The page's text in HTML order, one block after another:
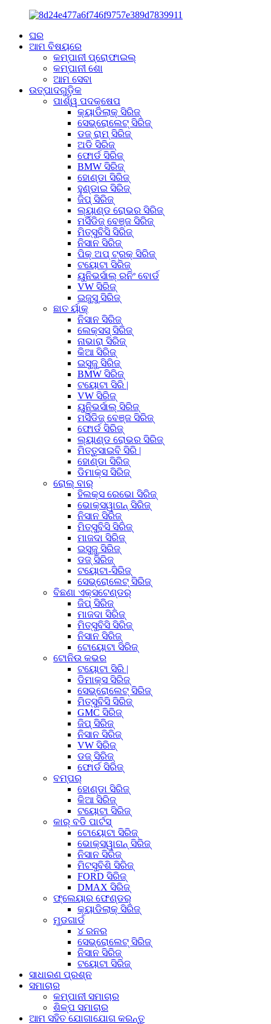
ଘର
ଆମ ବିଷୟରେ
କମ୍ପାନୀ ପ୍ରୋଫାଇଲ୍
କମ୍ପାନୀ ଶୋ
ଆମ ସେବା
ଉତ୍ପାଦଗୁଡ଼ିକ
ପାର୍ଶ୍ୱ ପଦକ୍ଷେପ
କ୍ୟାଡିଲାକ୍ ସିରିଜ୍
ସେଭ୍ରୋଲେଟ୍ ସିରିଜ୍
ଡଜ୍ ରାମ୍ ସିରିଜ୍
ଅଡି ସିରିଜ୍
ଫୋର୍ଡ ସିରିଜ୍
BMW ସିରିଜ୍
ହୋଣ୍ଡା ସିରିଜ୍
ହୁଣ୍ଡାଇ ସିରିଜ୍
ଜିପ୍ ସିରିଜ୍
ଲ୍ୟାଣ୍ଡ ରୋଭର ସିରିଜ୍
ମର୍ସିଡିଜ୍ ବେଞ୍ଜ ସିରିଜ୍
ମିତ୍ସୁବିସି ସିରିଜ୍
ନିସାନ ସିରିଜ୍
ପିକ୍ ଅପ୍ ଟ୍ରକ୍ ସିରିଜ୍
ଟୟୋଟା ସିରିଜ୍
ୟୁନିଭର୍ସାଲ୍ ରନିଂ ବୋର୍ଡ
VW ସିରିଜ୍
ଇଜୁସୁ ସିରିଜ୍
ଛାତ ର୍ୟାକ୍
ନିସାନ ସିରିଜ୍
ଲେକ୍ସସ୍ ସିରିଜ୍
ନାଭାରା ସିରିଜ୍
କିଆ ସିରିଜ୍
ଇସୁଜୁ ସିରିଜ୍
BMW ସିରିଜ୍
ଟୟୋଟା ସିରି |
VW ସିରିଜ୍
ୟୁନିଭର୍ସାଲ୍ ସିରିଜ୍
ମର୍ସିଡିଜ୍ ବେଞ୍ଜ ସିରିଜ୍
ଫୋର୍ଡ ସିରିଜ୍
ଲ୍ୟାଣ୍ଡ ରୋଭର ସିରିଜ୍
ମିତ୍ତୁସାଇବି ସିରି |
ହୋଣ୍ଡା ସିରିଜ୍
ଡିମାକ୍ସ ସିରିଜ୍
ରୋଲ୍ ବାର୍
ହିଲକ୍ସ ରେଭୋ ସିରିଜ୍
ଭୋକ୍ସୱାଗନ୍ ସିରିଜ୍
ନିସାନ ସିରିଜ୍
ମିତ୍ସୁବିସି ସିରିଜ୍
ମାଜଦା ସିରିଜ୍
ଇସୁଜୁ ସିରିଜ୍
ଡଜ୍ ସିରିଜ୍
ଟୟୋଟା-ସିରିଜ୍
ସେଭ୍ରୋଲେଟ୍ ସିରିଜ୍
ବିଛଣା ଏକ୍ସଟେଣ୍ଡର୍
ଜିପ୍ ସିରିଜ୍
ମାଜଦା ସିରିଜ୍
ମିତ୍ସୁବିସି ସିରିଜ୍
ନିସାନ ସିରିଜ୍
ଟୋୟୋଟା ସିରିଜ୍
ଟୋନିଉ କଭର
ଟୟୋଟା ସିରି |
ଡିମାକ୍ସ ସିରିଜ୍
ସେଭ୍ରୋଲେଟ୍ ସିରିଜ୍
ମିତ୍ସୁବିସି ସିରିଜ୍
GMC ସିରିଜ୍
ଜିପ୍ ସିରିଜ୍
ନିସାନ ସିରିଜ୍
VW ସିରିଜ୍
ଡଜ୍ ସିରିଜ୍
ଫୋର୍ଡ ସିରିଜ୍
ବମ୍ପର୍
ହୋଣ୍ଡା ସିରିଜ୍
କିଆ ସିରିଜ୍
ଟୟୋଟା ସିରିଜ୍
କାର୍ ବଡି ପାର୍ଟସ୍
ଟୋୟୋଟା ସିରିଜ୍
ଭୋକ୍ସୱାଗନ୍ ସିରିଜ୍
ନିସାନ ସିରିଜ୍
ମିଟସୁବିଶି ସିରିଜ୍
FORD ସିରିଜ୍
DMAX ସିରିଜ୍
ଫ୍ଲେୟାର ଫେଣ୍ଡର୍
କ୍ୟାଡିଲାକ୍ ସିରିଜ୍
ମୁଡଗାର୍ଡ
୪ ରନର
ସେଭ୍ରୋଲେଟ୍ ସିରିଜ୍
ନିସାନ ସିରିଜ୍
ଟୟୋଟା ସିରିଜ୍
ସାଧାରଣ ପ୍ରଶ୍ନ
ସମାଚାର
କମ୍ପାନୀ ସମାଚାର
ଶିଳ୍ପ ସମାଚାର
ଆମ ସହିତ ଯୋଗାଯୋଗ କରନ୍ତୁ